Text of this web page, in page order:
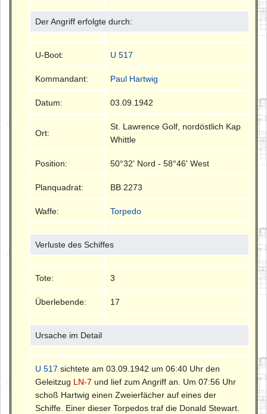
Der Angriff erfolgte durch:
U-Boot: U 517
Kommandant: Paul Hartwig
Datum: 03.09.1942
Ort:
St. Lawrence Golf, nordöstlich Kap
Whittle
Position: 50°32' Nord - 58°46' West
Planquadrat: BB 2273
Waffe: Torpedo
Verluste des Schiffes
Tote: 3
Überlebende: 17
Ursache im Detail
U 517 sichtete am 03.09.1942 um 06:40 Uhr den
Geleitzug LN-7 und lief zum Angriff an. Um 07:56 Uhr
schoß Hartwig einen Zweierfächer auf eines der
Schiffe. Einer dieser Torpedos traf die Donald Stewart.